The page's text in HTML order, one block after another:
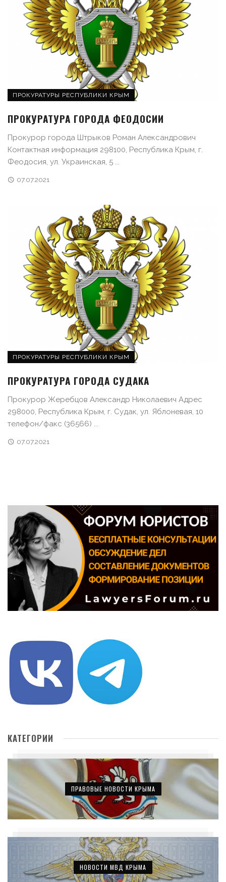
ПРОКУРАТУРЫ РЕСПУБЛИКИ КРЫМ
ПРОКУРАТУРА ГОРОДА ФЕОДОСИИ
Прокурор города Штрыков Роман Александрович
Контактная информация 298100, Республика Крым, г.
Феодосия, ул. Украинская, 5 ...
07.07.2021
ПРОКУРАТУРЫ РЕСПУБЛИКИ КРЫМ
ПРОКУРАТУРА ГОРОДА СУДАКА
Прокурор Жеребцов Александр Николаевич Адрес
298000, Республика Крым, г. Судак, ул. Яблоневая, 10
телефон/факс (36566) ...
07.07.2021
КАТЕГОРИИ
ПРАВОВЫЕ НОВОСТИ КРЫМА
НОВОСТИ МВД КРЫМА